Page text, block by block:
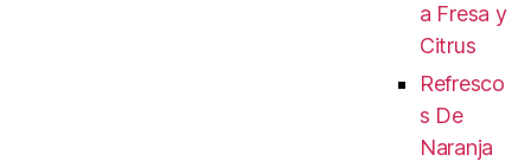
a Fresa y
Citrus
Refresco
s De
Naranja